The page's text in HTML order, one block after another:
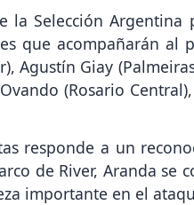
Selección Argentina
que acompañarán al
Agustín Giay
(Rosario
responde a un
de River, Aranda se
importante en el